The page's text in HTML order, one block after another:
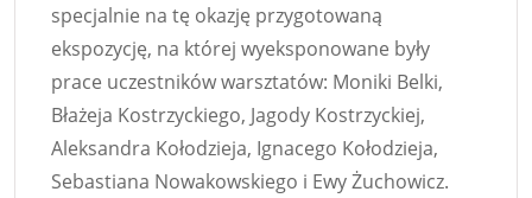
specjalnie na tę okazję przygotowaną
ekspozycję, na której wyeksponowane były
prace uczestników warsztatów: Moniki Belki,
Błażeja Kostrzyckiego, Jagody Kostrzyckiej,
Aleksandra Kołodzieja, Ignacego Kołodzieja,
Sebastiana Nowakowskiego i Ewy Żuchowicz.